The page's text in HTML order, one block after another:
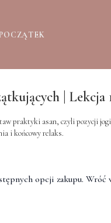
| Lekcja
praktyki asan, czyli pozycji
i końcowy relaks.
opcji zakupu. Wróć